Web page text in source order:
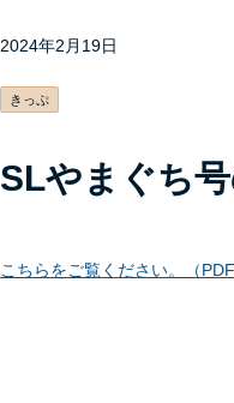
2024年2月19日
きっぷ
SLやまぐち
こちらをご覧ください。（